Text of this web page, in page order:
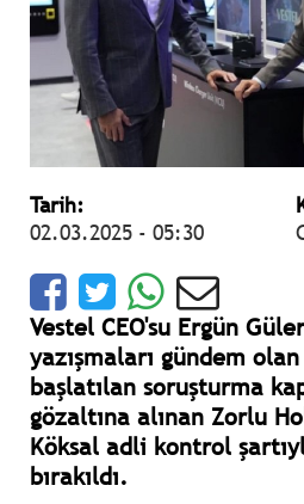
Tarih:
02.03.2025 - 05:30
Vestel CEO'su Ergün
yazışmaları gündem
başlatılan soruşturma
gözaltına alınan Zorlu
Köksal adli kontrol
bırakıldı.